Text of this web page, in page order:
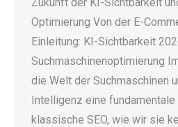
Optimierung Von der E-
Einleitung: KI-Sichtbarkeit
Suchmaschinenoptimierung
die Welt der Suchmaschinen
Intelligenz eine fundamentale
klassische SEO, wie wir sie